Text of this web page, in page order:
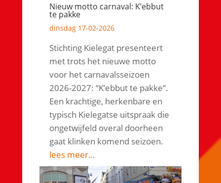
Nieuw motto carnaval: K’ebbut
te pakke
dinsdag 17-02-2026
Stichting Kielegat presenteert
met trots het nieuwe motto
voor het carnavalsseizoen
2026-2027: “K’ebbut te pakke”.
Een krachtige, herkenbare en
typisch Kielegatse uitspraak die
ongetwijfeld overal doorheen
gaat klinken komend seizoen.
lees meer…